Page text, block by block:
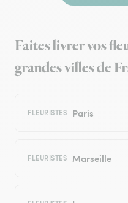
Faites livrer vos
grandes villes de
FLEURISTES Paris
FLEURISTES Marseille